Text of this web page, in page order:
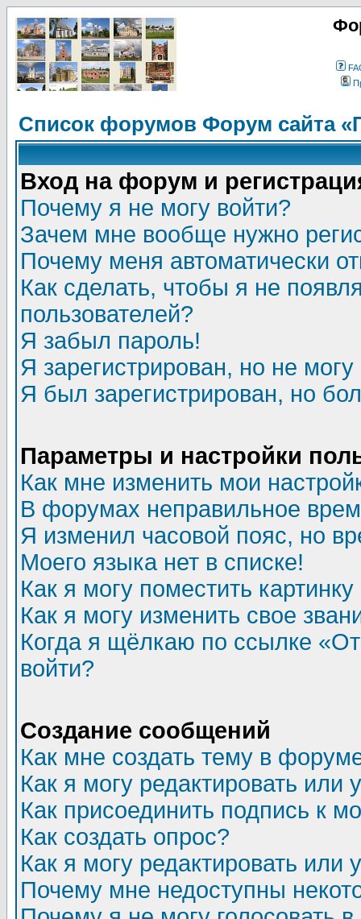
Список форумов Форум сайта
Вход на форум и
Почему я не могу войти?
Зачем мне вообще нужно
Почему меня автоматически
Как сделать, чтобы я не
пользователей?
Я забыл пароль!
Я зарегистрирован, но не могу
Я был зарегистрирован, но
Параметры и настройки
Как мне изменить мои
В форумах неправильное
Я изменил часовой пояс, но
Моего языка нет в списке!
Как я могу поместить
Как я могу изменить свое
Когда я щёлкаю по ссылке
войти?
Создание сообщений
Как мне создать тему в
Как я могу редактировать или
Как присоединить подпись к
Как создать опрос?
Как я могу редактировать или
Почему мне недоступны